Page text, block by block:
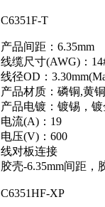
C6351F-T
产品间距：6.35mm
线缆尺寸(AWG)：
线径OD：
产品材质：磷铜,黄铜
产品电镀：镀锡，镀
电流(A)：19
电压(V)：600
线对板连接
胶壳-6.35mm间距，
C6351HF-XP